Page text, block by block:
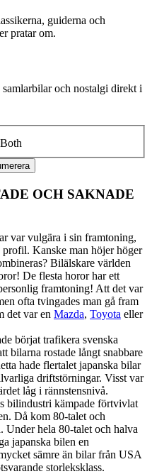
guiderna och
pratar om.
och nostalgi direkt i
OCH SAKNADE
var vulgära i sin framtoning,
profil. Kanske man höjer höger
Bilälskare världen
De flesta horor har ett
framtoning! Att det var
ofta tvingades man gå fram
det var en Mazda, Toyota eller
börjat trafikera svenska
bilarna rostade långt snabbare
hade flertalet japanska bilar
driftstörningar. Visst var
låg i rännstensnivå.
bilindustri kämpade förtvivlat
Då kom 80-talet och
Under hela 80-talet och halva
japanska bilen en
sämre än bilar från USA
storleksklass.